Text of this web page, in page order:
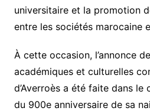
universitaire et la promotion
entre les sociétés marocaine
À cette occasion, l’annonce
académiques et culturelles
d’Averroès a été faite dans
du 900e anniversaire de sa